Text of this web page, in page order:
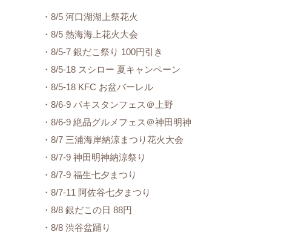
・8/5 河口湖湖上祭花火
・8/5 熱海海上花火大会
・8/5-7 銀だこ祭り 100円引き
・8/5-18 スシロー 夏キャンペーン
・8/5-18 KFC お盆バーレル
・8/6-9 パキスタンフェス＠上野
・8/6-9 絶品グルメフェス＠神田明神
・8/7 三浦海岸納涼まつり花火大会
・8/7-9 神田明神納涼祭り
・8/7-9 福生七夕まつり
・8/7-11 阿佐谷七夕まつり
・8/8 銀だこの日 88円
・8/8 渋谷盆踊り